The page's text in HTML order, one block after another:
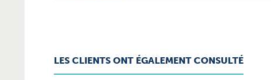
LES CLIENTS ONT ÉGALEMENT CONSULTÉ